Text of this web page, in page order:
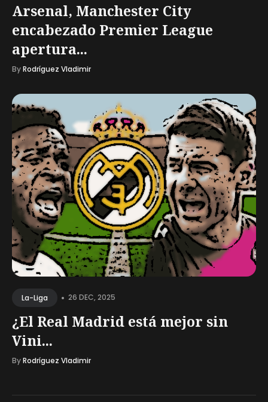
Arsenal, Manchester City
encabezado Premier League
apertura...
ByRodríguez Vladimir
La-Liga • 26 DEC, 2025
¿El Real Madrid está mejor sin
Vini...
ByRodríguez Vladimir